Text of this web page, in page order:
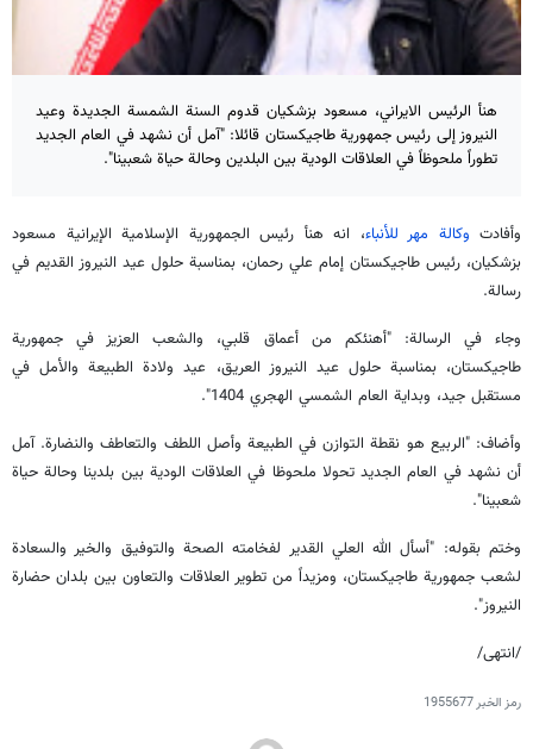
هنأ الرئيس الايراني، مسعود بزشكيان قدوم السنة الشمسة الجديدة وعيد
النيروز إلى رئيس جمهورية طاجيكستان قائلا: "آمل أن نشهد في العام الجديد
تطوراً ملحوظاً في العلاقات الودية بين البلدين وحالة حياة شعبينا".
وأفادت وكالة مهر للأنباء، انه هنأ رئيس الجمهورية الإسلامية الإيرانية مسعود
بزشكيان، رئيس طاجيكستان إمام علي رحمان، بمناسبة حلول عيد النيروز القديم في
رسالة.
وجاء في الرسالة: "أهنئكم من أعماق قلبي، والشعب العزيز في جمهورية
طاجيكستان، بمناسبة حلول عيد النيروز العريق، عيد ولادة الطبيعة والأمل في
مستقبل جيد، وبداية العام الشمسي الهجري 1404".
وأضاف: "الربيع هو نقطة التوازن في الطبيعة وأصل اللطف والتعاطف والنضارة. آمل
أن نشهد في العام الجديد تحولا ملحوظا في العلاقات الودية بين بلدينا وحالة حياة
شعبينا".
وختم بقوله: "أسأل الله العلي القدير لفخامته الصحة والتوفيق والخير والسعادة
لشعب جمهورية طاجيكستان، ومزيداً من تطوير العلاقات والتعاون بين بلدان حضارة
النيروز".
/انتهى/
رمز الخبر1955677